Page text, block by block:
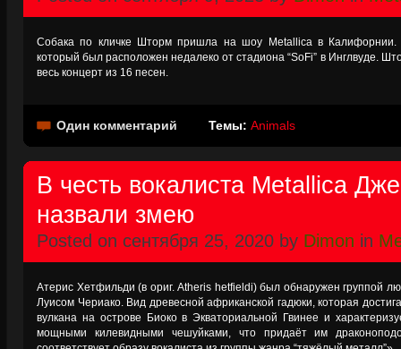
Собака по кличке Шторм пришла на шоу Metallica в Калифорнии.
который был расположен недалеко от стадиона “SoFi” в Инглвуде.
весь концерт из 16 песен.
Один комментарий Темы: Animals
В честь вокалиста Metallica
назвали змею
Posted on сентября 25, 2020 by Dimon in
Атерис Хетфильди (в ориг. Atheris hetfieldi) был обнаружен группой
Луисом Чериако. Вид древесной африканской гадюки, которая
вулкана на острове Биоко в Экваториальной Гвинее и
мощными килевидными чешуйками, что придаёт им